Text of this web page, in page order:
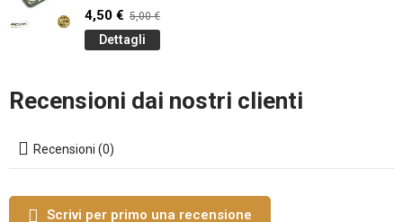
4,50 € 5,00 €
Dettagli
Recensioni dai nostri clienti
Recensioni (0)
Scrivi per primo una recensione